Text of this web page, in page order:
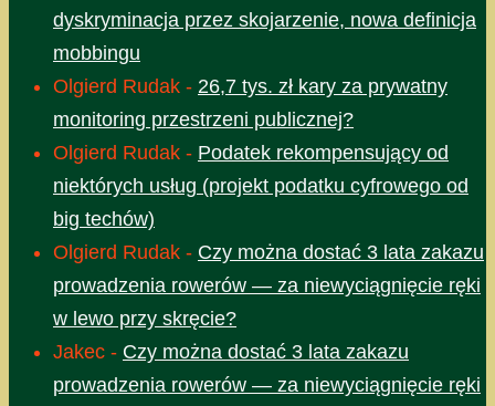
dyskryminacja przez skojarzenie, nowa definicja
mobbingu
Olgierd Rudak - 26,7 tys. zł kary za prywatny
monitoring przestrzeni publicznej?
Olgierd Rudak - Podatek rekompensujący od
niektórych usług (projekt podatku cyfrowego od
big techów)
Olgierd Rudak - Czy można dostać 3 lata zakazu
prowadzenia rowerów — za niewyciągnięcie ręki
w lewo przy skręcie?
Jakec - Czy można dostać 3 lata zakazu
prowadzenia rowerów — za niewyciągnięcie ręki